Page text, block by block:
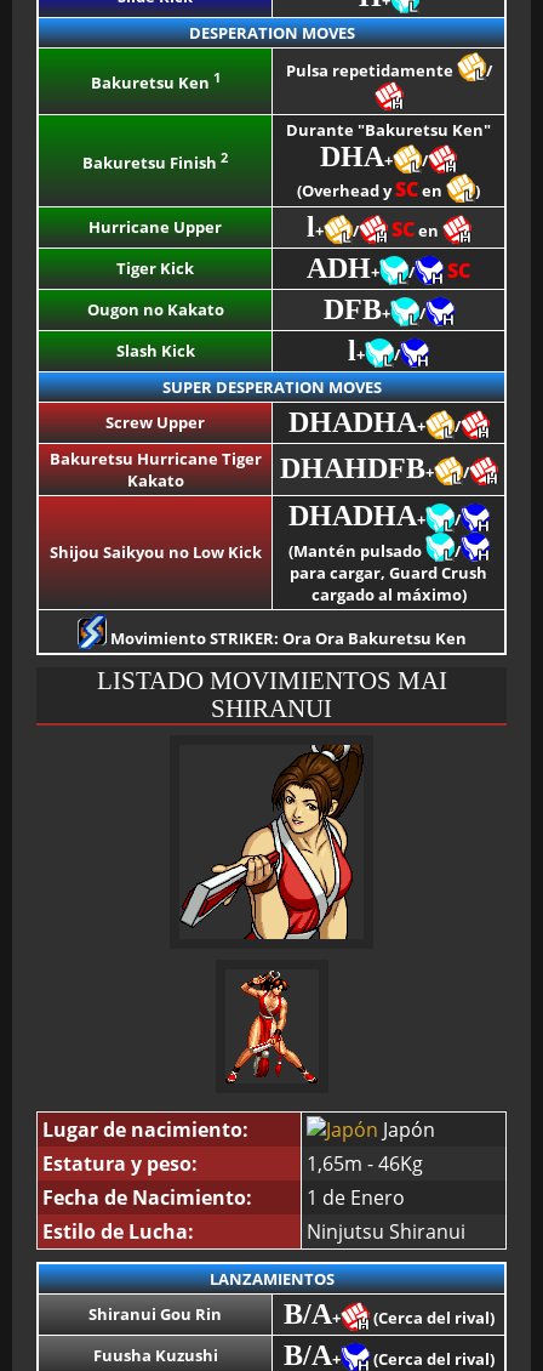
DESPERATION MOVES
Bakuretsu Ken 1 Pulsa repetidamente /
Bakuretsu Finish 2
Durante "Bakuretsu Ken"
DHA+
/
(Overhead ySCen
)
Hurricane Upper
l+ / SCen
Tiger Kick
ADH+ / SC
Ougon no Kakato DFB+
/
Slash Kick
l+
/
SUPER DESPERATION MOVES
Screw Upper
DHADHA+
/
Bakuretsu Hurricane Tiger
Kakato
DHAHDFB+ /
Shijou Saikyou no Low Kick
DHADHA+
/
(Mantén pulsado
/
para cargar, Guard Crush
cargado al máximo)
Movimiento STRIKER: Ora Ora Bakuretsu Ken
LISTADO MOVIMIENTOS MAI
SHIRANUI
Lugar de nacimiento:
Japón
Estatura y peso:
1,65m - 46Kg
Fecha de Nacimiento:
1 de Enero
Estilo de Lucha:
Ninjutsu Shiranui
LANZAMIENTOS
Shiranui Gou Rin
B/A+
(Cerca del rival)
Fuusha Kuzushi
B/A+ (Cerca del rival)